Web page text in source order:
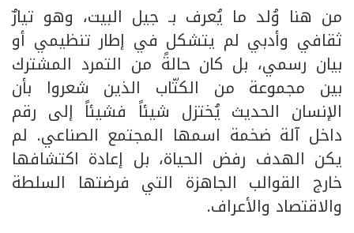
من هنا وُلد ما يُعرف بـ جيل البيت، وهو تيارٌ
ثقافي وأدبي لم يتشكل في إطار تنظيمي أو
بيان رسمي، بل كان حالةً من التمرد المشترك
بين مجموعة من الكتّاب الذين شعروا بأن
الإنسان الحديث يُختزل شيئاً فشيئاً إلى رقم
داخل آلة ضخمة اسمها المجتمع الصناعي. لم
يكن الهدف رفض الحياة، بل إعادة اكتشافها
خارج القوالب الجاهزة التي فرضتها السلطة
والاقتصاد والأعراف.